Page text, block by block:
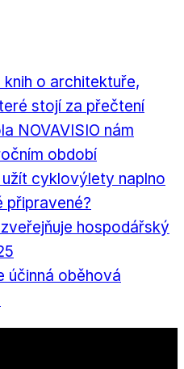
knih o architektuře,
stojí za přečtení
NOVAVISIO nám
období
cyklovýlety naplno
připravené?
hospodářský
účinná oběhová